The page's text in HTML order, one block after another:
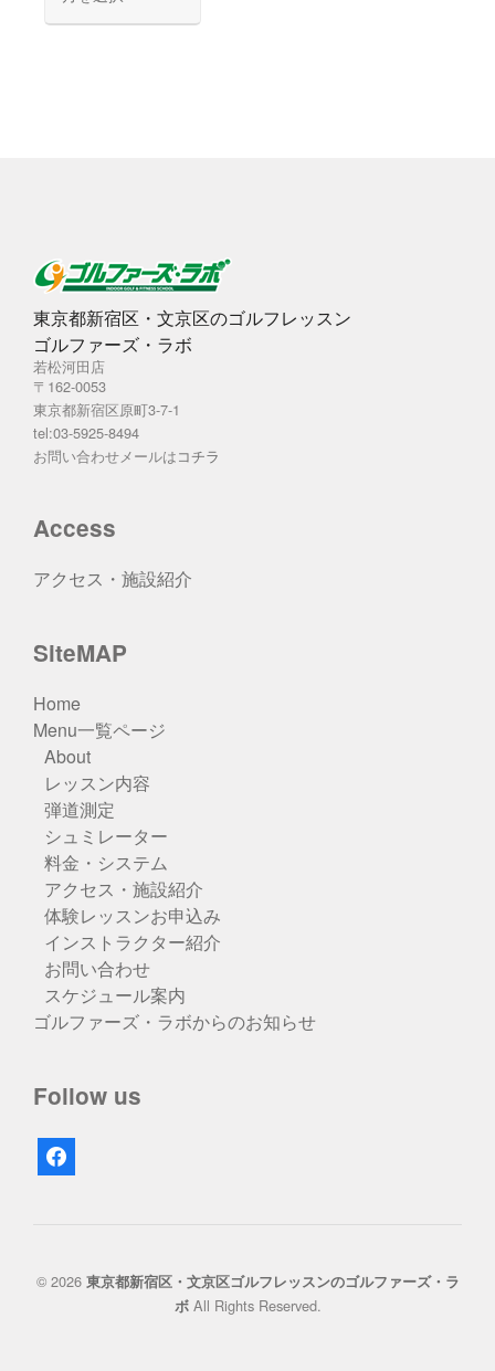
カ
東京都新宿区・文京区のゴルフレッスン
ゴルファーズ・ラボ
若松河田店
〒162-0053
東京都新宿区原町3-7-1
tel:03-5925-8494
お問い合わせメールはコチラ
Access
アクセス・施設紹介
SiteMAP
Home
Menu一覧ページ
About
レッスン内容
弾道測定
シュミレーター
料金・システム
アクセス・施設紹介
体験レッスンお申込み
インストラクター紹介
お問い合わせ
スケジュール案内
ゴルファーズ・ラボからのお知らせ
Follow us
facebook
© 2026 東京都新宿区・文京区ゴルフレッスンのゴルファーズ・ラ
ボAll Rights Reserved.